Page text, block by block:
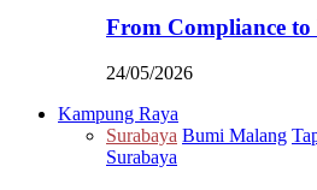
From Compliance
24/05/2026
Kampung Raya
Surabaya Bumi Malang
Surabaya